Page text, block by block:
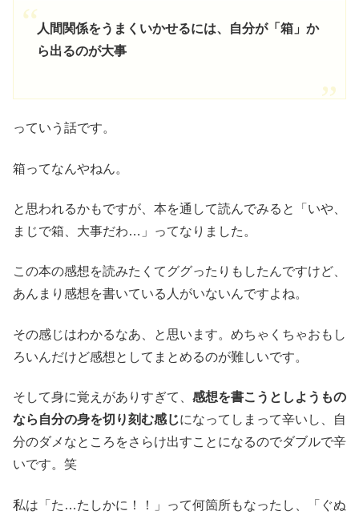
人間関係をうまくいかせるには、自分が「箱」か
ら出るのが大事
っていう話です。
箱ってなんやねん。
と思われるかもですが、本を通して読んでみると「いや、
まじで箱、大事だわ…」ってなりました。
この本の感想を読みたくてググったりもしたんですけど、
あんまり感想を書いている人がいないんですよね。
その感じはわかるなあ、と思います。めちゃくちゃおもし
ろいんだけど感想としてまとめるのが難しいです。
そして身に覚えがありすぎて、 感想を書こうとしようもの
なら自分の身を切り刻む感じになってしまって辛いし、自
分のダメなところをさらけ出すことになるのでダブルで辛
いです。笑
私は「た…たしかに！！」って何箇所もなったし、「ぐぬ